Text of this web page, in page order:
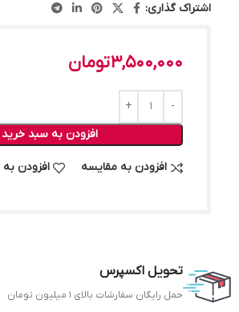
اشتراک گذاری:
3,500,000تومان
افزودن به سبد خرید
افزودن به مقایسه افزودن
تحویل اکسپرس
حمل رایگان سفارشات بالای 1 میلیون تومان